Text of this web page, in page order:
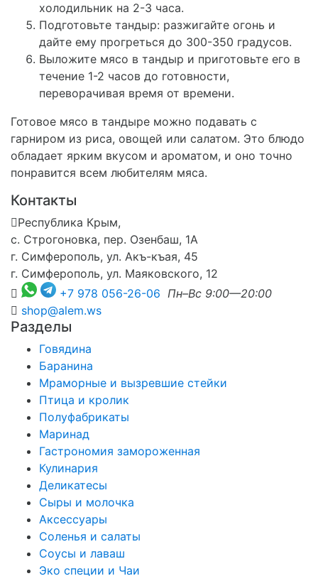
холодильник на 2-3 часа.
Подготовьте тандыр: разжигайте огонь и
дайте ему прогреться до 300-350 градусов.
Выложите мясо в тандыр и приготовьте его в
течение 1-2 часов до готовности,
переворачивая время от времени.
Готовое мясо в тандыре можно подавать с
гарниром из риса, овощей или салатом. Это блюдо
обладает ярким вкусом и ароматом, и оно точно
понравится всем любителям мяса.
Контакты
Республика Крым,
с. Строгоновка, пер. Озенбаш, 1А
г. Симферополь, ул. Акъ-къая, 45
г. Симферополь, ул. Маяковского, 12
+7 978 056-26-06 Пн–Вс 9:00—20:00
shop@alem.ws
Разделы
Говядина
Баранина
Мраморные и вызревшие стейки
Птица и кролик
Полуфабрикаты
Маринад
Гастрономия замороженная
Кулинария
Деликатесы
Сыры и молочка
Аксессуары
Соленья и салаты
Соусы и лаваш
Эко специи и Чаи